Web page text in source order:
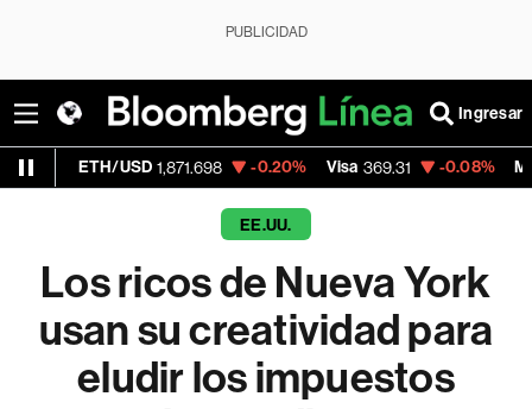
PUBLICIDAD
Ingresar
1,871.698 -0.20% Visa 369.31 -0.08% MercadoLibre
EE.UU.
Los ricos de Nueva York
usan su creatividad para
eludir los impuestos